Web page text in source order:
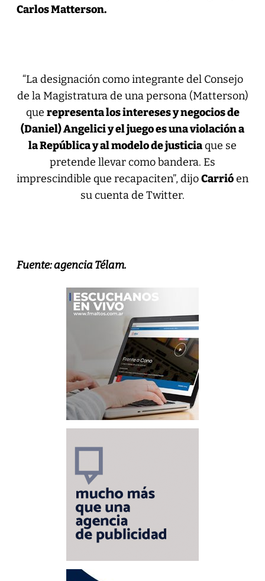
Carlos Matterson.
“La designación como integrante del Consejo
de la Magistratura de una persona (Matterson)
que representa los intereses y negocios de
(Daniel) Angelici y el juego es una violación a
la República y al modelo de justiciaque se
pretende llevar como bandera. Es
imprescindible que recapaciten”, dijoCarrióen
su cuenta de Twitter.
Fuente: agencia Télam.